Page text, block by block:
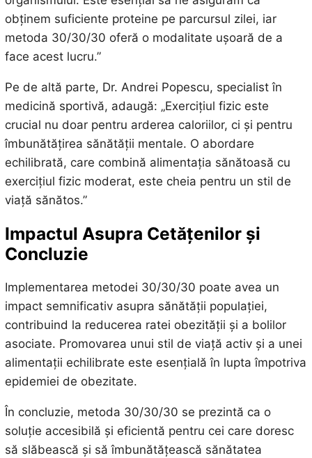
obținem suficiente proteine pe parcursul zilei, iar
metoda 30/30/30 oferă o modalitate ușoară de a
face acest lucru.”
Pe de altă parte, Dr. Andrei Popescu, specialist în
medicină sportivă, adaugă: „Exercițiul fizic este
crucial nu doar pentru arderea caloriilor, ci și pentru
îmbunătățirea sănătății mentale. O abordare
echilibrată, care combină alimentația sănătoasă cu
exercițiul fizic moderat, este cheia pentru un stil de
viață sănătos.”
Impactul Asupra Cetățenilor și
Concluzie
Implementarea metodei 30/30/30 poate avea un
impact semnificativ asupra sănătății populației,
contribuind la reducerea ratei obezității și a bolilor
asociate. Promovarea unui stil de viață activ și a unei
alimentații echilibrate este esențială în lupta împotriva
epidemiei de obezitate.
În concluzie, metoda 30/30/30 se prezintă ca o
soluție accesibilă și eficientă pentru cei care doresc
să slăbească și să îmbunătățească sănătatea